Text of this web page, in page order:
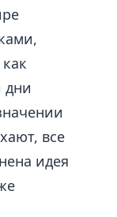
дни
все
идея